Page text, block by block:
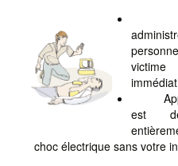
Si un
est
choc électrique sans votre